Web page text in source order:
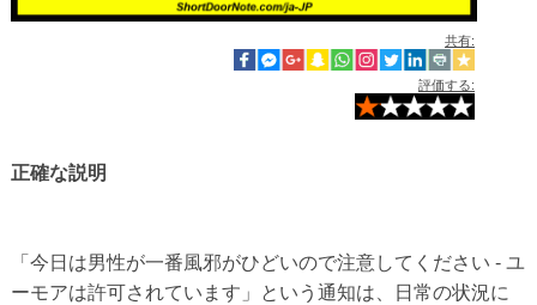
共有:
評価する:
正確な説明
「今日は男性が一番風邪がひどいので注意してください - ユ
ーモアは許可されています」という通知は、日常の状況に